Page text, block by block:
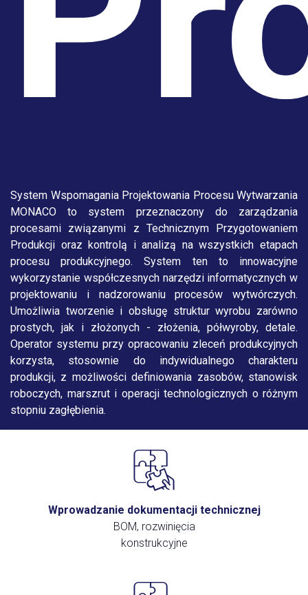
System Wspomagania Projektowania Procesu Wytwarzania
MONACO to system przeznaczony do zarządzania
procesami związanymi z Technicznym Przygotowaniem
Produkcji oraz kontrolą i analizą na wszystkich etapach
procesu produkcyjnego. System ten to innowacyjne
wykorzystanie współczesnych narzędzi informatycznych w
projektowaniu i nadzorowaniu procesów wytwórczych.
Umożliwia tworzenie i obsługę struktur wyrobu zarówno
prostych, jak i złożonych - złożenia, półwyroby, detale.
Operator systemu przy opracowaniu zleceń produkcyjnych
korzysta, stosownie do indywidualnego charakteru
produkcji, z możliwości definiowania zasobów, stanowisk
roboczych, marszrut i operacji technologicznych o różnym
stopniu zagłębienia.
Wprowadzanie dokumentacji technicznej
BOM, rozwinięcia
konstrukcyjne